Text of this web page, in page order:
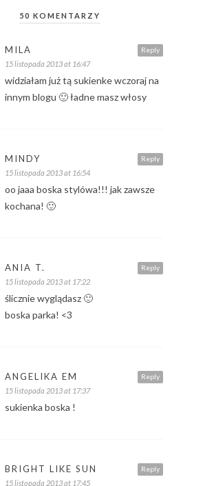
50 KOMENTARZY
Reply
MILA
15 listopada 2013 at 16:47
widziałam już tą sukienke wczoraj na
innym blogu 🙂 ładne masz włosy
Reply
MINDY
15 listopada 2013 at 16:54
oo jaaa boska stylówa!!! jak zawsze
kochana! 🙂
Reply
ANIA T.
15 listopada 2013 at 17:22
ślicznie wyglądasz 🙂
boska parka! <3
Reply
ANGELIKA EM
15 listopada 2013 at 17:37
sukienka boska !
Reply
BRIGHT LIKE SUN
15 listopada 2013 at 17:45